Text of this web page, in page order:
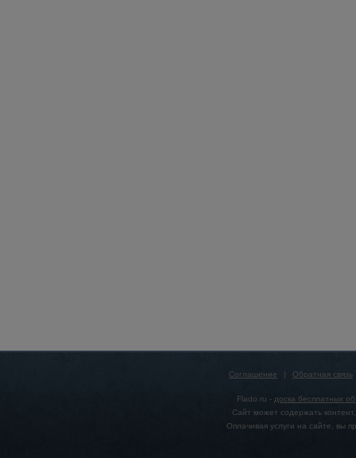
Соглашение | Обратная связь
Flado.ru - доска бесплатных
Сайт может содержать
Оплачивая услуги на сайте, вы